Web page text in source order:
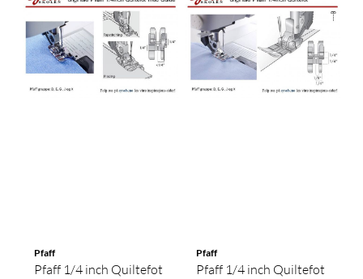
Pfaff
Pfaff 1/4 inch Quiltefot
Pfaff
Pfaff 1/4 inch Quiltefot